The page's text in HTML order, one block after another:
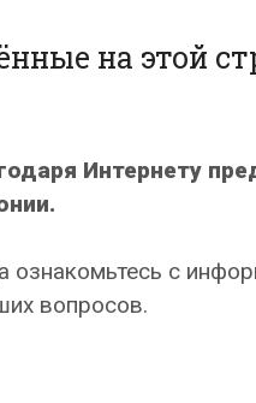
на этой
Интернету
c
вопросов.